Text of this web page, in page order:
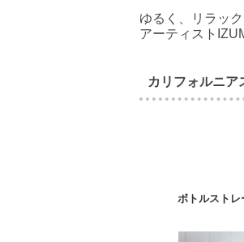
ゆるく、リラッ
アーティスト
カリフォルニア
ボトルストレ